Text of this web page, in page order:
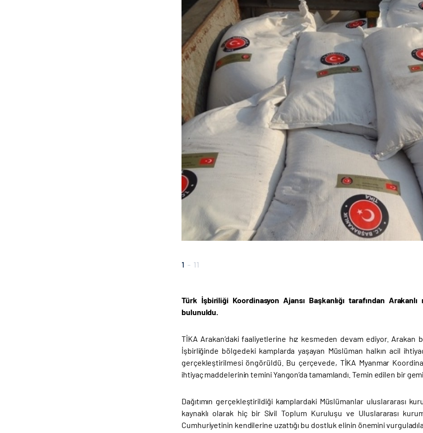
1 - 11
Türk İşbiriliği Koordinasyon Ajansı Başkanlığı tarafından
bulunuldu.
TİKA Arakan’daki faaliyetlerine hız kesmeden devam ediyor.
İşbirliğinde bölgedeki kamplarda yaşayan Müslüman halkın acil
gerçekleştirilmesi öngörüldü. Bu çerçevede, TİKA Myanmar
ihtiyaç maddelerinin temini Yangon’da tamamlandı. Temin edilen bir gemi
Dağıtımın gerçekleştirildiği kamplardaki Müslümanlar uluslararası
kaynaklı olarak hiç bir Sivil Toplum Kuruluşu ve Uluslararası
Cumhuriyetinin kendilerine uzattığı bu dostluk elinin önemini